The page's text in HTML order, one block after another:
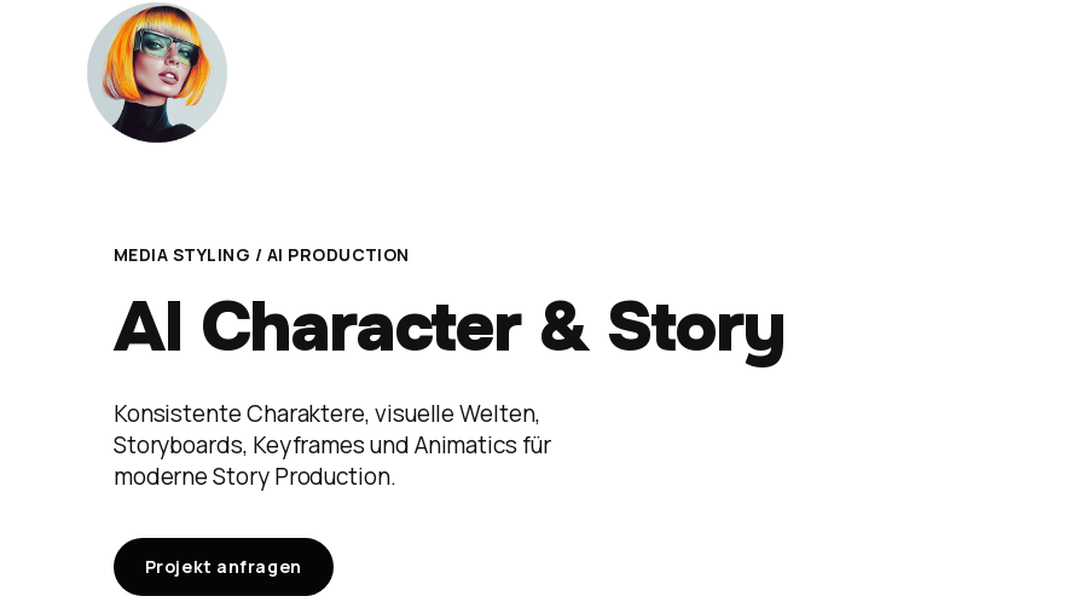
MEDIA STYLING / AI PRODUCTION
AI Character & Story
Konsistente Charaktere, visuelle Welten,
Storyboards, Keyframes und Animatics für
moderne Story Production.
Projekt anfragen